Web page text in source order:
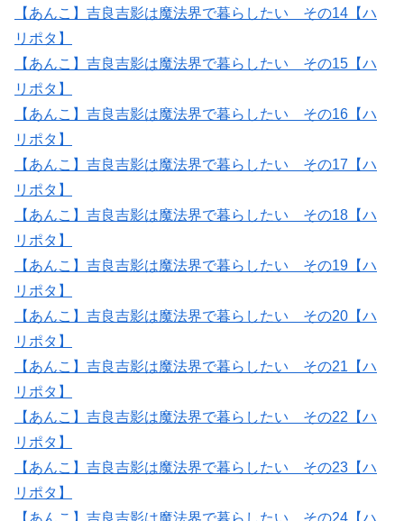
【あんこ】吉良吉影は魔法界で暮らしたい その14【ハ
リポタ】
【あんこ】吉良吉影は魔法界で暮らしたい その15【ハ
リポタ】
【あんこ】吉良吉影は魔法界で暮らしたい その16【ハ
リポタ】
【あんこ】吉良吉影は魔法界で暮らしたい その17【ハ
リポタ】
【あんこ】吉良吉影は魔法界で暮らしたい その18【ハ
リポタ】
【あんこ】吉良吉影は魔法界で暮らしたい その19【ハ
リポタ】
【あんこ】吉良吉影は魔法界で暮らしたい その20【ハ
リポタ】
【あんこ】吉良吉影は魔法界で暮らしたい その21【ハ
リポタ】
【あんこ】吉良吉影は魔法界で暮らしたい その22【ハ
リポタ】
【あんこ】吉良吉影は魔法界で暮らしたい その23【ハ
リポタ】